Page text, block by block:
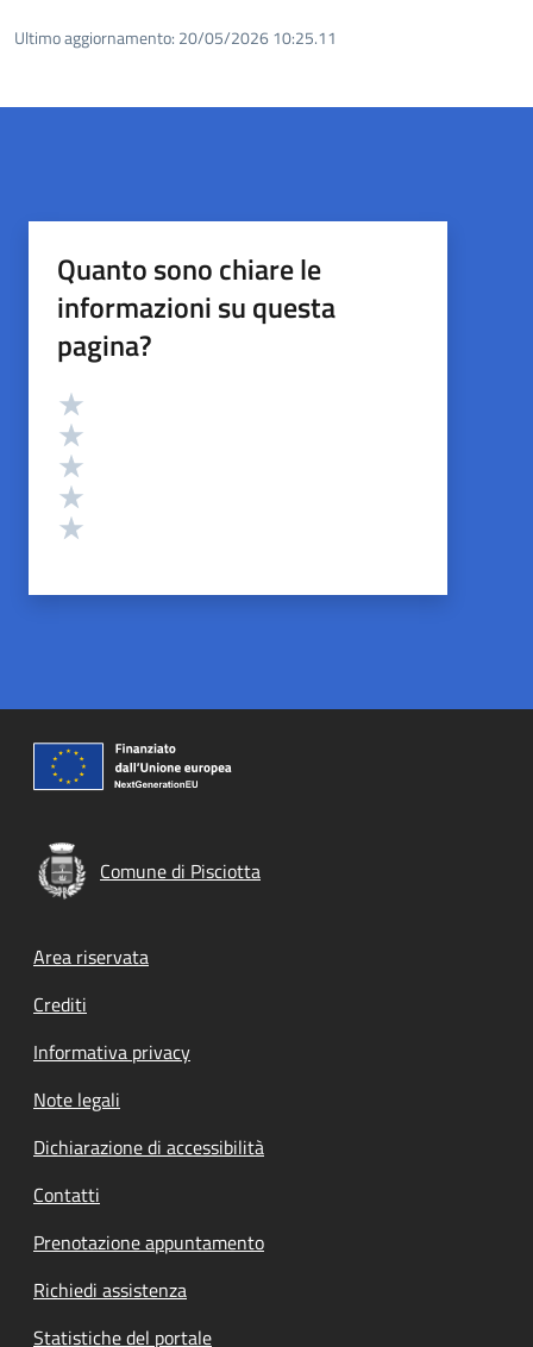
Ultimo aggiornamento: 20/05/2026 10:25.11
Quanto sono chiare le
informazioni su questa
pagina?
Valutazione
Comune di Pisciotta
Footer menu
Area riservata
Crediti
Informativa privacy
Note legali
Dichiarazione di accessibilità
Contatti
Prenotazione appuntamento
Richiedi assistenza
Statistiche del portale